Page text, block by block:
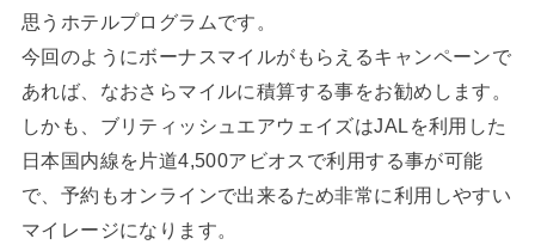
思うホテルプログラムです。
今回のようにボーナスマイルがもらえるキャンペーンで
あれば、なおさらマイルに積算する事をお勧めします。
しかも、ブリティッシュエアウェイズはJALを利用した
日本国内線を片道4,500アビオスで利用する事が可能
で、予約もオンラインで出来るため非常に利用しやすい
マイレージになります。